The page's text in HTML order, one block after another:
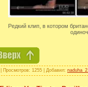
Редкий клип, в котором
| Просмотров: 1255 | Добавил: